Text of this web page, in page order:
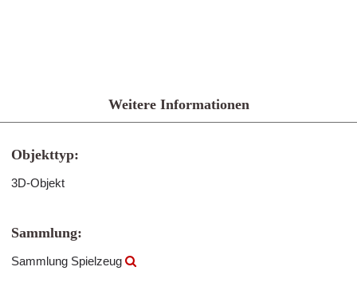
Weitere Informationen
Objekttyp:
3D-Objekt
Sammlung:
Sammlung Spielzeug